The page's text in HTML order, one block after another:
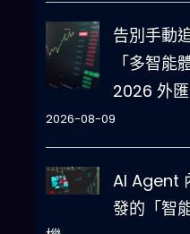
告別手動
「多智
2026 外
2026-08-09
AI Agent
發的「智